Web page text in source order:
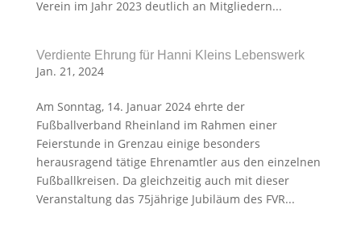
Verein im Jahr 2023 deutlich an Mitgliedern...
Verdiente Ehrung für Hanni Kleins Lebenswerk
Jan. 21, 2024
Am Sonntag, 14. Januar 2024 ehrte der
Fußballverband Rheinland im Rahmen einer
Feierstunde in Grenzau einige besonders
herausragend tätige Ehrenamtler aus den einzelnen
Fußballkreisen. Da gleichzeitig auch mit dieser
Veranstaltung das 75jährige Jubiläum des FVR...